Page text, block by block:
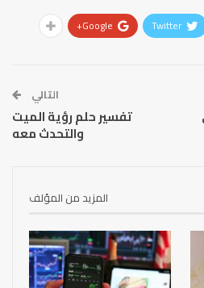
Twitter
Google+
التالي
تفسير حلم رؤية الميت
والتحدث معه
المزيد من المؤلف